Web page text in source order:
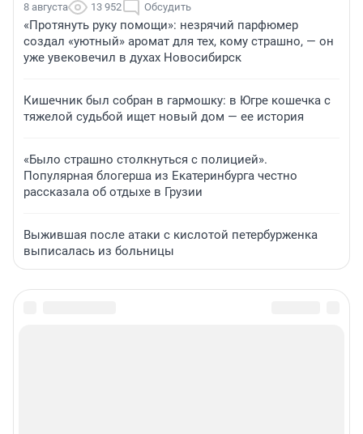
8 августа 13 952 Обсудить
«Протянуть руку помощи»: незрячий парфюмер
создал «уютный» аромат для тех, кому страшно, — он
уже увековечил в духах Новосибирск
Кишечник был собран в гармошку: в Югре кошечка с
тяжелой судьбой ищет новый дом — ее история
«Было страшно столкнуться с полицией».
Популярная блогерша из Екатеринбурга честно
рассказала об отдыхе в Грузии
Выжившая после атаки с кислотой петербурженка
выписалась из больницы